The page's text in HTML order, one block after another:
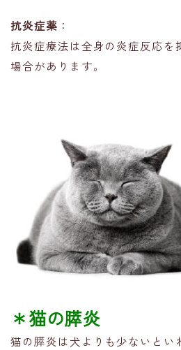
抗炎症薬 ：
抗炎症療法は全身の炎症反応を
場合があります。
＊猫の膵炎
猫の膵炎は犬よりも少ないとい